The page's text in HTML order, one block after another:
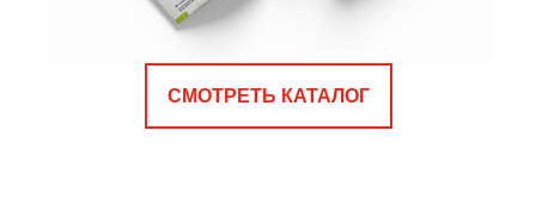
СМОТРЕТЬ КАТАЛОГ